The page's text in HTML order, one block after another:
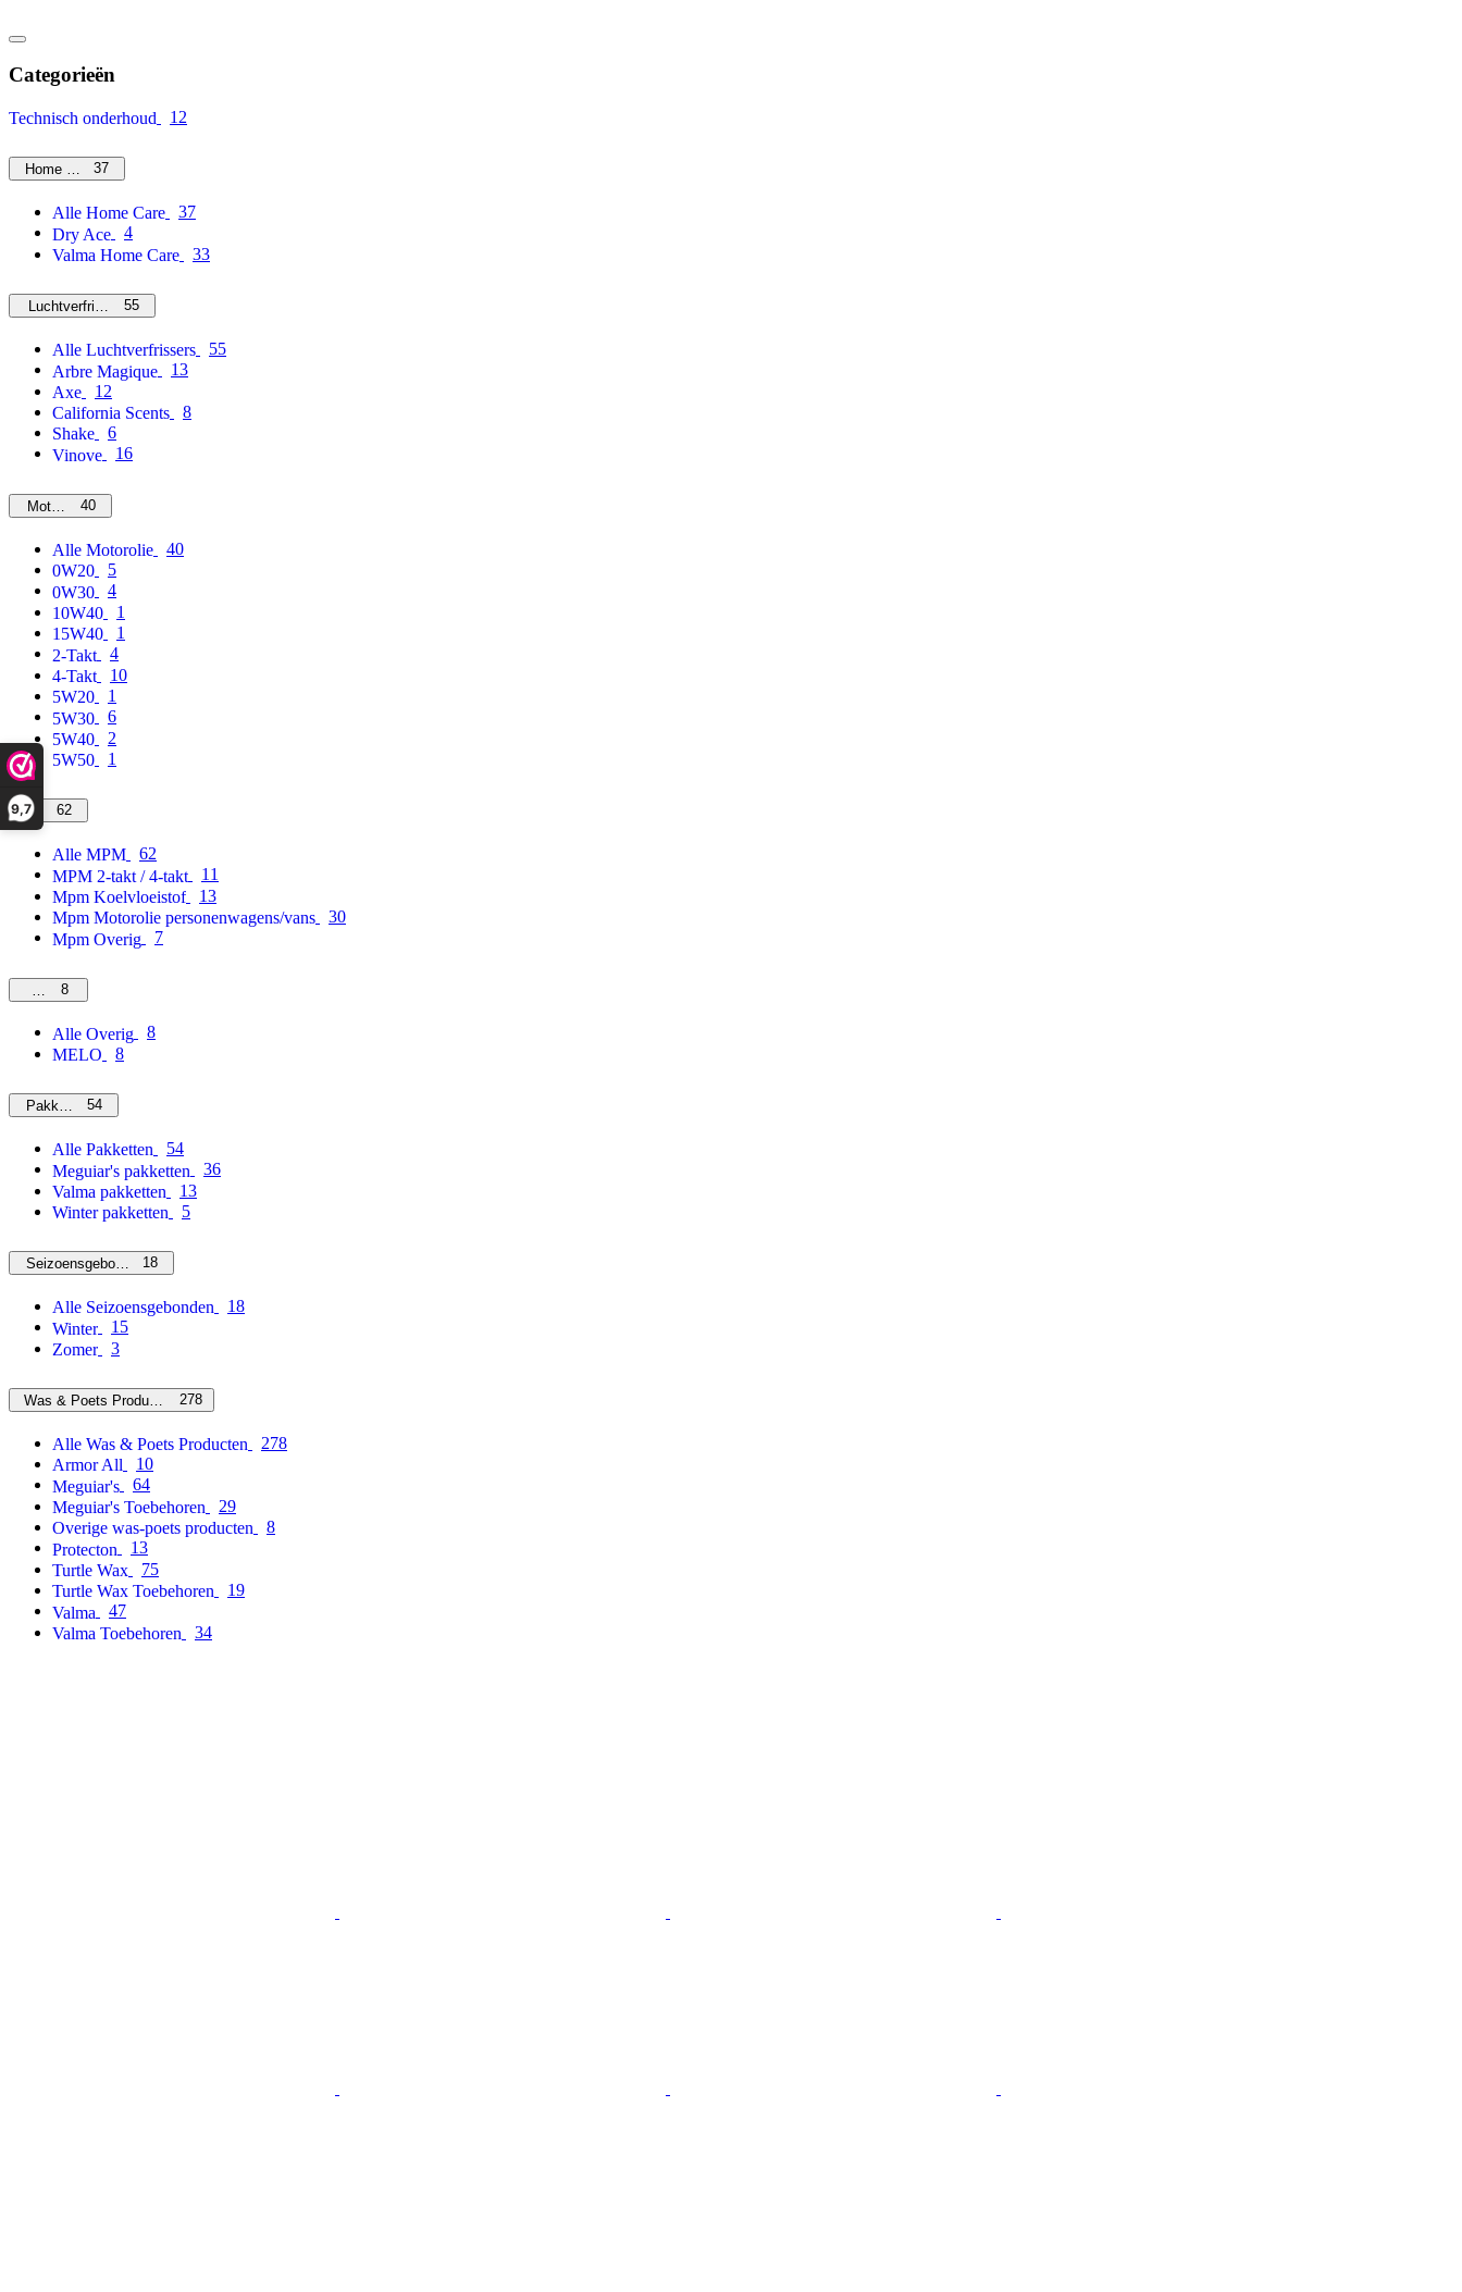
9,7
Categorieën
Technisch onderhoud 12
Home Care37
Alle Home Care
37
Dry Ace
4
Valma Home Care
33
Luchtverfrissers55
Alle Luchtverfrissers
55
Arbre Magique
13
Axe
12
California Scents
8
Shake
6
Vinove
16
Motorolie40
Alle Motorolie
40
0W20
5
0W30
4
10W40
1
15W40
1
2-Takt
4
4-Takt
10
5W20
1
5W30
6
5W40
2
5W50
1
MPM62
Alle MPM
62
MPM 2-takt / 4-takt
11
Mpm Koelvloeistof
13
Mpm Motorolie personenwagens/vans
30
Mpm Overig
7
Overig
8
Alle Overig
8
MELO
8
Pakketten54
Alle Pakketten
54
Meguiar's pakketten
36
Valma pakketten
13
Winter pakketten
5
Seizoensgebonden18
Alle Seizoensgebonden
18
Winter
15
Zomer
3
Was & Poets Producten 278
Alle Was & Poets Producten
278
Armor All
10
Meguiar's
64
Meguiar's Toebehoren
29
Overige was-poets producten
8
Protecton
13
Turtle Wax
75
Turtle Wax Toebehoren
19
Valma
47
Valma Toebehoren
34